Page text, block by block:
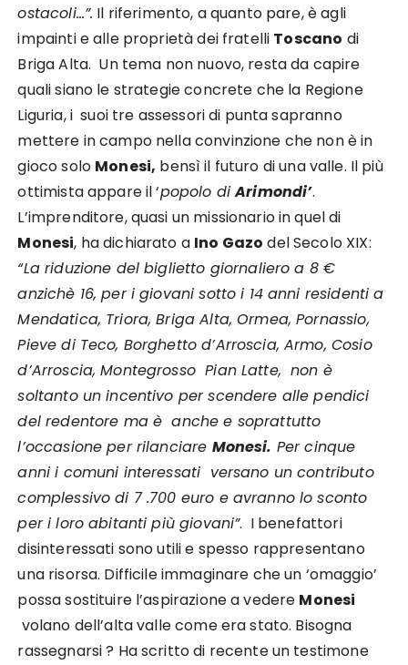
ostacoli…”. Il riferimento, a quanto pare, è agli
impainti e alle proprietà dei fratelli Toscano di
Briga Alta. Un tema non nuovo, resta da capire
quali siano le strategie concrete che la Regione
Liguria, i suoi tre assessori di punta sapranno
mettere in campo nella convinzione che non è in
gioco solo Monesi, bensì il futuro di una valle. Il più
ottimista appare il ‘popolo diArimondi’.
L’imprenditore, quasi un missionario in quel di
Monesi, ha dichiarato a Ino Gazo del Secolo XIX:
“La riduzione del biglietto giornaliero a 8 €
anzichè 16, per i giovani sotto i 14 anni residenti a
Mendatica, Triora, Briga Alta, Ormea, Pornassio,
Pieve di Teco, Borghetto d’Arroscia, Armo, Cosio
d’Arroscia, Montegrosso Pian Latte, non è
soltanto un incentivo per scendere alle pendici
del redentore ma è anche e soprattutto
l’occasione per rilanciare Monesi. Per cinque
anni i comuni interessati versano un contributo
complessivo di 7 .700 euro e avranno lo sconto
per i loro abitanti più giovani”. I benefattori
disinteressati sono utili e spesso rappresentano
una risorsa. Difficile immaginare che un ‘omaggio’
possa sostituire l’aspirazione a vedere Monesi
volano dell’alta valle come era stato. Bisogna
rassegnarsi ? Ha scritto di recente un testimone